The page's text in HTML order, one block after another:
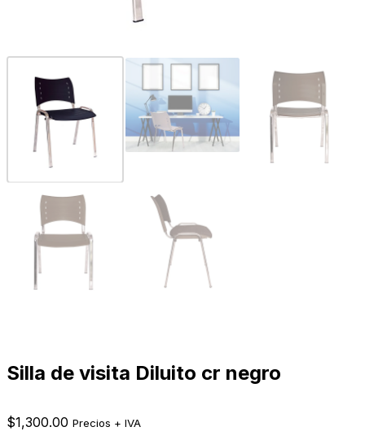
Silla de visita Diluito cr negro
$1,300.00 Precios + IVA